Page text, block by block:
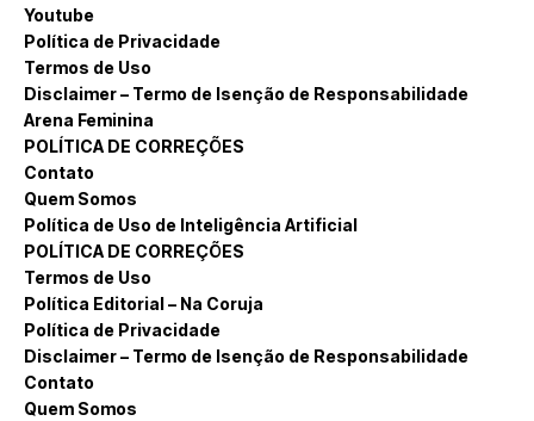
Youtube
Política de Privacidade
Termos de Uso
Disclaimer – Termo de Isenção de Responsabilidade
Arena Feminina
POLÍTICA DE CORREÇÕES
Contato
Quem Somos
Política de Uso de Inteligência Artificial
POLÍTICA DE CORREÇÕES
Termos de Uso
Política Editorial – Na Coruja
Política de Privacidade
Disclaimer – Termo de Isenção de Responsabilidade
Contato
Quem Somos